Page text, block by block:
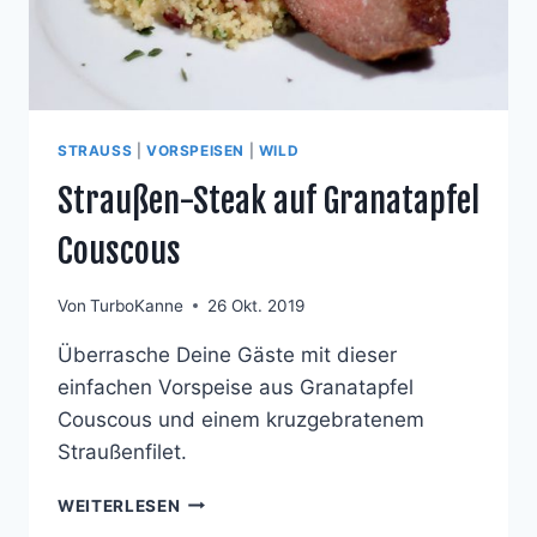
STRAUSS VORSPEISEN WILD
Straußen-Steak auf Granatapfel
Couscous
Von TurboKanne 26 Okt. 2019
Überrasche Deine Gäste mit dieser
einfachen Vorspeise aus Granatapfel
Couscous und einem kruzgebratenem
Straußenfilet.
WEITERLESEN STRAUSSEN-S